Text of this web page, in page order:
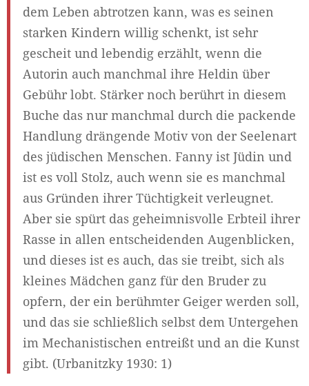
dem Leben abtrotzen kann, was es seinen
starken Kindern willig schenkt, ist sehr
gescheit und lebendig erzählt, wenn die
Autorin auch manchmal ihre Heldin über
Gebühr lobt. Stärker noch berührt in diesem
Buche das nur manchmal durch die packende
Handlung drängende Motiv von der Seelenart
des jüdischen Menschen. Fanny ist Jüdin und
ist es voll Stolz, auch wenn sie es manchmal
aus Gründen ihrer Tüchtigkeit verleugnet.
Aber sie spürt das geheimnisvolle Erbteil ihrer
Rasse in allen entscheidenden Augenblicken,
und dieses ist es auch, das sie treibt, sich als
kleines Mädchen ganz für den Bruder zu
opfern, der ein berühmter Geiger werden soll,
und das sie schließlich selbst dem Untergehen
im Mechanistischen entreißt und an die Kunst
gibt. (Urbanitzky 1930: 1)